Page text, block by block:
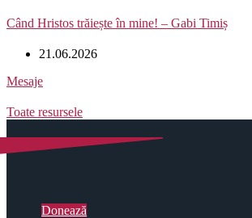
Când Hristos trăiește în mine! – Gabi Timiș
21.06.2026
Mesaje
Toate resursele
Donează